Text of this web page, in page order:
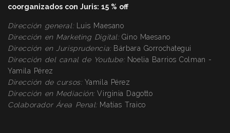
coorganizados con Juris: 15 % off
Dirección general:Luis Maesano
Dirección en Marketing Digital:Gino Maesano
Dirección en Jurisprudencia:Bárbara Gorrochategui
Dirección del canal de Youtube: Noelia Barrios Colman -
Yamila Pérez
Dirección de cursos: Yamila Pérez
Dirección en Mediación:Virginia Dagotto
Colaborador Área Penal:Matías Traico